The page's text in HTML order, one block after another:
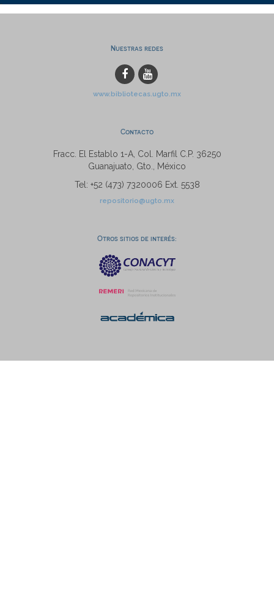
Nuestras redes
www.bibliotecas.ugto.mx
Contacto
Fracc. El Establo 1-A, Col. Marfil C.P. 36250
Guanajuato, Gto., México
Tel: +52 (473) 7320006 Ext. 5538
repositorio@ugto.mx
Otros sitios de interés: